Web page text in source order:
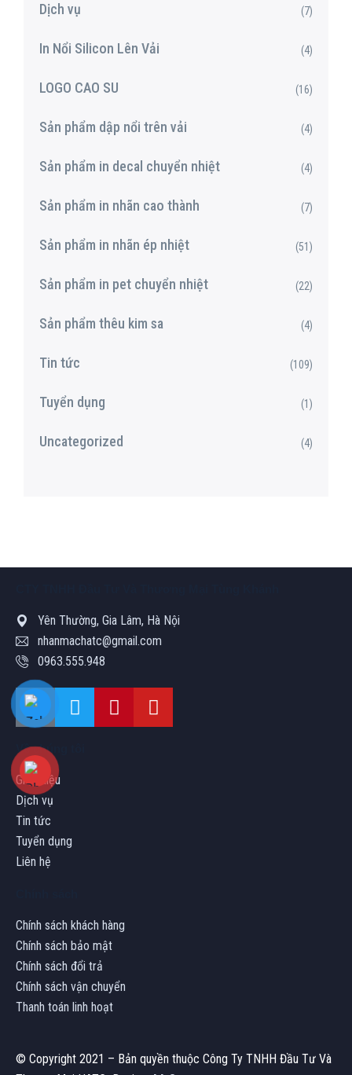
Dịch vụ (7)
In Nổi Silicon Lên Vải (4)
LOGO CAO SU (16)
Sản phẩm dập nổi trên vải (4)
Sản phẩm in decal chuyển nhiệt (4)
Sản phẩm in nhãn cao thành (7)
Sản phẩm in nhãn ép nhiệt (51)
Sản phẩm in pet chuyển nhiệt (22)
Sản phẩm thêu kim sa (4)
Tin tức (109)
Tuyển dụng (1)
Uncategorized (4)
Yên Thường, Gia Lâm, Hà Nội
nhanmachatc@gmail.com
0963.555.948
Về chúng tôi
Giới thiệu
Dịch vụ
Tin tức
Tuyển dụng
Liên hệ
Chính sách khách hàng
Chính sách bảo mật
Chính sách đổi trả
Chính sách vận chuyển
Thanh toán linh hoạt
© Copyright 2021 – Bản quyền thuộc Công Ty TNHH Đầu Tư Và